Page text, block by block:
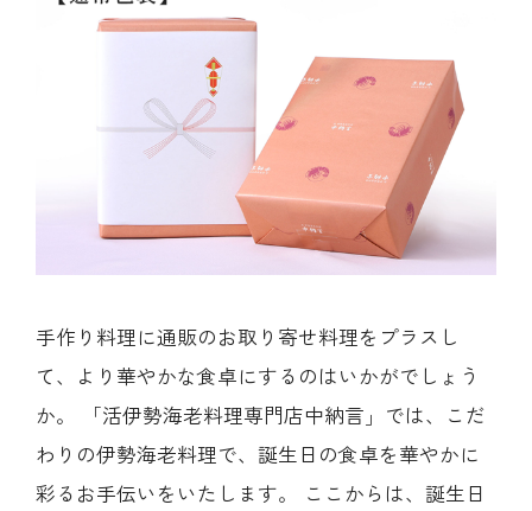
手作り料理に通販のお取り寄せ料理をプラスし
て、より華やかな食卓にするのはいかがでしょう
か。 「活伊勢海老料理専門店中納言」では、こだ
わりの伊勢海老料理で、誕生日の食卓を華やかに
彩るお手伝いをいたします。 ここからは、誕生日